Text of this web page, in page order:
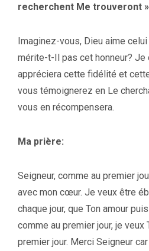
recherchent Me trouveront
Imaginez-vous, Dieu aime
mérite-t-Il pas cet honneur? Je
appréciera cette fidélité et
vous témoignerez en Le
vous en récompensera.
Ma prière:
Seigneur, comme au premier
avec mon cœur. Je veux être
chaque jour, que Ton amour
comme au premier jour, je veux
premier jour. Merci Seigneur